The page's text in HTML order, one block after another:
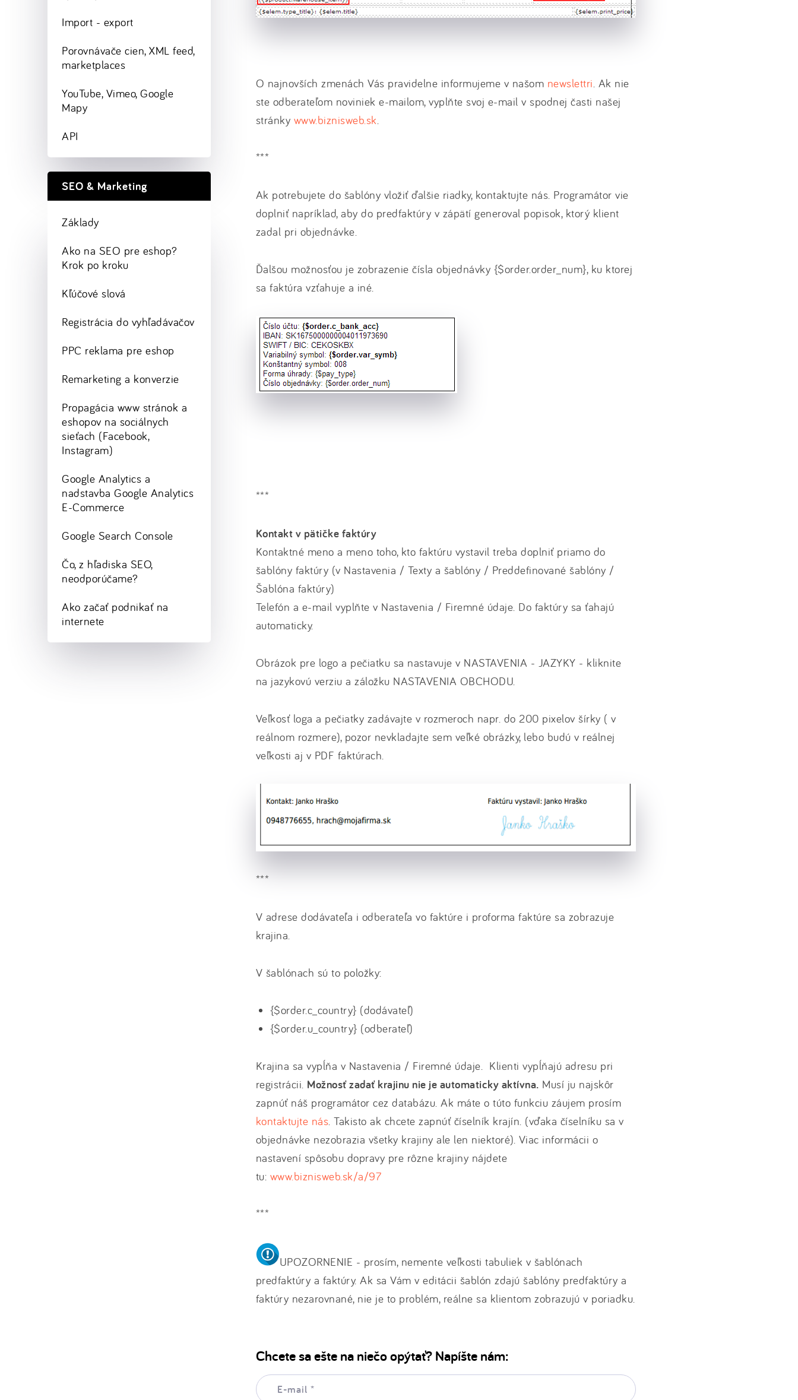
O najnovších zmenách Vás pravidelne informujeme v našom newslettri. Ak nie
ste odberateľom noviniek e-mailom, vyplňte svoj e-mail v spodnej časti našej
stránky www.biznisweb.sk.
***
Ak potrebujete do šablóny vložiť ďalšie riadky, kontaktujte nás. Programátor vie
doplniť napríklad, aby do predfaktúry v zápätí generoval popisok, ktorý klient
zadal pri objednávke.
Ďalšou možnosťou je zobrazenie čísla objednávky {$order.order_num}, ku ktorej
sa faktúra vzťahuje a iné.
***
Kontakt v pätičke faktúry
Kontaktné meno a meno toho, kto faktúru vystavil treba doplniť priamo do
šablóny faktúry (v Nastavenia / Texty a šablóny / Preddefinované šablóny /
Šablóna faktúry)
Telefón a e-mail vyplňte v Nastavenia / Firemné údaje. Do faktúry sa ťahajú
automaticky.
Obrázok pre logo a pečiatku sa nastavuje v NASTAVENIA - JAZYKY - kliknite
na jazykovú verziu a záložku NASTAVENIA OBCHODU.
Veľkosť loga a pečiatky zadávajte v rozmeroch napr. do 200 pixelov šírky ( v
reálnom rozmere), pozor nevkladajte sem veľké obrázky, lebo budú v reálnej
veľkosti aj v PDF faktúrach.
***
V adrese dodávateľa i odberateľa vo faktúre i proforma faktúre sa zobrazuje
krajina.
V šablónach sú to položky:
{$order.c_country} (dodávateľ)
{$order.u_country} (odberateľ)
Krajina sa vypĺňa v Nastavenia / Firemné údaje. Klienti vypĺňajú adresu pri
registrácii. Možnosť zadať krajinu nie je automaticky aktívna. Musí ju najskôr
zapnúť náš programátor cez databázu. Ak máte o túto funkciu záujem prosím
kontaktujte nás . Takisto ak chcete zapnúť číselník krajín. (vďaka číselníku sa v
objednávke nezobrazia všetky krajiny ale len niektoré). Viac informácii o
nastavení spôsobu dopravy pre rôzne krajiny nájdete
tu: www.biznisweb.sk/a/97
***
UPOZORNENIE - prosím, nemente veľkosti tabuliek v šablónach
predfaktúry a faktúry. Ak sa Vám v editácii šablón zdajú šablóny predfaktúry a
faktúry nezarovnané, nie je to problém, reálne sa klientom zobrazujú v poriadku.
Chcete sa ešte na niečo opýtať? Napíšte nám:
E-
mail:
Import - export
Porovnávače cien, XML feed,
marketplaces
YouTube, Vimeo, Google
Mapy
API
SEO & Marketing
Základy
Ako na SEO pre eshop?
Krok po kroku
Kľúčové slová
Registrácia do vyhľadávačov
PPC reklama pre eshop
Remarketing a konverzie
Propagácia www stránok a
eshopov na sociálnych
sieťach (Facebook,
Instagram)
Google Analytics a
nadstavba Google Analytics
E-Commerce
Google Search Console
Čo, z hľadiska SEO,
neodporúčame?
Ako začať podnikať na
internete